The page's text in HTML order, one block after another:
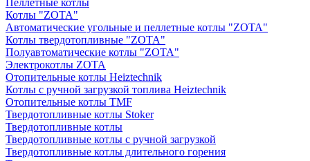
Пеллетные котлы
Котлы "ZOTA"
Автоматические угольные и пеллетные котлы "ZOTA"
Котлы твердотопливные "ZOTA"
Полуавтоматические котлы "ZOTA"
Электрокотлы ZOTA
Отопительные котлы Heiztechnik
Котлы с ручной загрузкой топлива Heiztechnik
Отопительные котлы TMF
Твердотопливные котлы Stoker
Твердотопливные котлы
Твердотопливные котлы с ручной загрузкой
Твердотопливные котлы длительного горения